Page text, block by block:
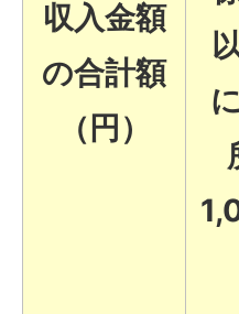
収入金額
の合計額
（円）